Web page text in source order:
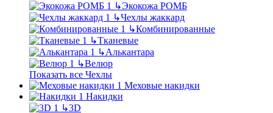
↳Экокожа РОМБ
↳Чехлы жаккард
↳Комбинированные
↳Тканевые
↳Алькантара
↳Велюр
Показать все Чехлы
Меховые накидки
Накидки
↳3D